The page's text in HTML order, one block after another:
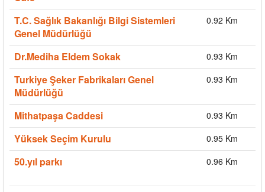
T.C. Sağlık Bakanlığı Bilgi Sistemleri
Genel Müdürlüğü
0.92 Km
Dr.Mediha Eldem Sokak 0.93 Km
Turkiye Şeker Fabrikaları Genel
Müdürlüğü
0.93 Km
Mithatpaşa Caddesi 0.93 Km
Yüksek Seçim Kurulu 0.95 Km
50.yıl parkı 0.96 Km